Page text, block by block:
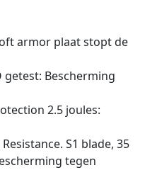
armor plaat stopt de
getest: Bescherming
2.5 joules:
S1 blade, 35
tegen